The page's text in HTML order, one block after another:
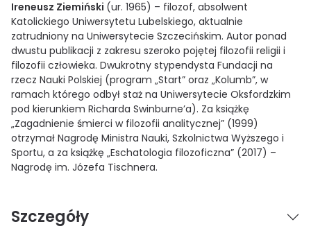
Ireneusz Ziemiński (ur. 1965) – filozof, absolwent
Katolickiego Uniwersytetu Lubelskiego, aktualnie
zatrudniony na Uniwersytecie Szczecińskim. Autor ponad
dwustu publikacji z zakresu szeroko pojętej filozofii religii i
filozofii człowieka. Dwukrotny stypendysta Fundacji na
rzecz Nauki Polskiej (program „Start” oraz „Kolumb”, w
ramach którego odbył staż na Uniwersytecie Oksfordzkim
pod kierunkiem Richarda Swinburne’a). Za książkę
„Zagadnienie śmierci w filozofii analitycznej” (1999)
otrzymał Nagrodę Ministra Nauki, Szkolnictwa Wyższego i
Sportu, a za książkę „Eschatologia filozoficzna” (2017) –
Nagrodę im. Józefa Tischnera.
Szczegóły